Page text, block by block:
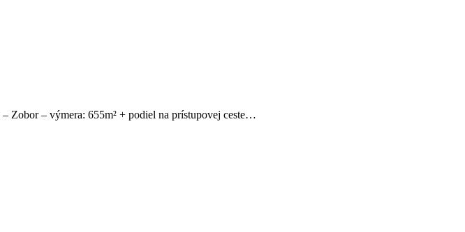
Zobor – výmera: 655m² + podiel na prístupovej ceste…